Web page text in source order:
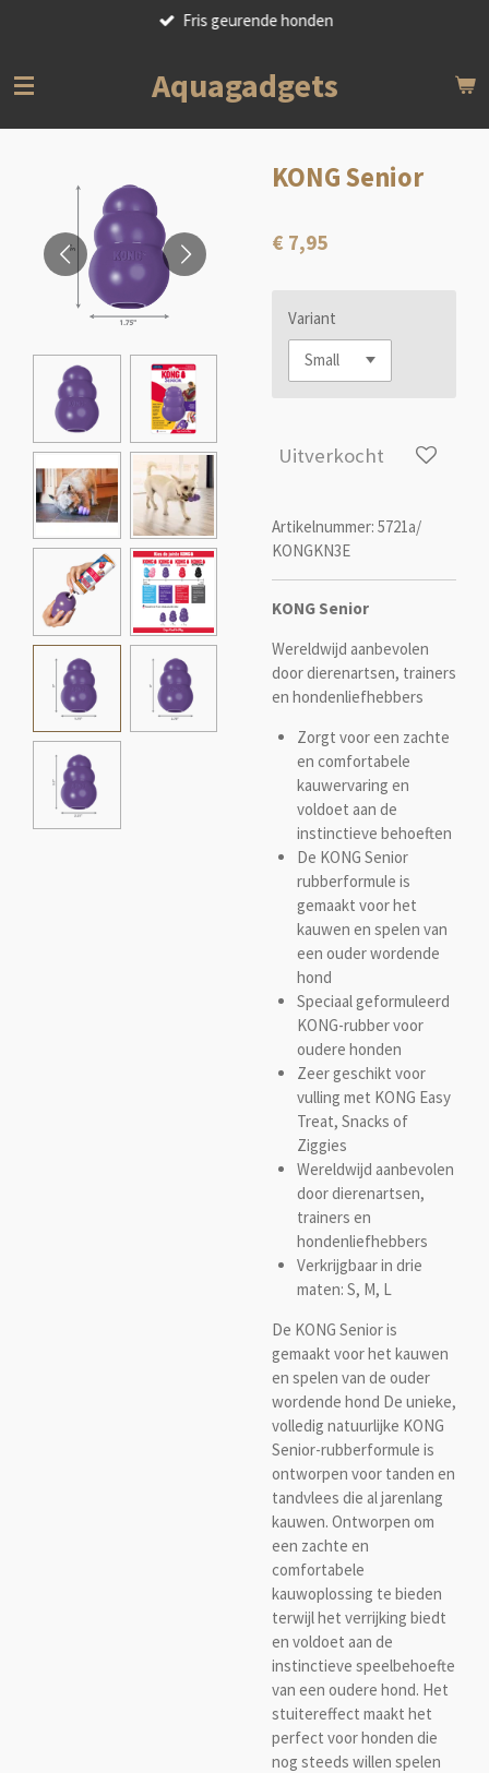
de
Fris geurende honden
Aquagadgets
KONG Senior
€ 7,95
Variant
Uitverkocht
Artikelnummer: 5721a/
KONGKN3E
KONG Senior
Wereldwijd aanbevolen
door dierenartsen, trainers
en hondenliefhebbers
Zorgt voor een zachte
en comfortabele
kauwervaring en
voldoet aan de
instinctieve behoeften
De KONG Senior
rubberformule is
gemaakt voor het
kauwen en spelen van
een ouder wordende
hond
Speciaal geformuleerd
KONG-rubber voor
oudere honden
Zeer geschikt voor
vulling met KONG Easy
Treat, Snacks of
Ziggies
Wereldwijd aanbevolen
door dierenartsen,
trainers en
hondenliefhebbers
Verkrijgbaar in drie
maten: S, M, L
De KONG Senior is
gemaakt voor het kauwen
en spelen van de ouder
wordende hond De unieke,
volledig natuurlijke KONG
Senior-rubberformule is
ontworpen voor tanden en
tandvlees die al jarenlang
kauwen. Ontworpen om
een zachte en
comfortabele
kauwoplossing te bieden
terwijl het verrijking biedt
en voldoet aan de
instinctieve speelbehoefte
van een oudere hond. Het
stuitereffect maakt het
perfect voor honden die
nog steeds willen spelen